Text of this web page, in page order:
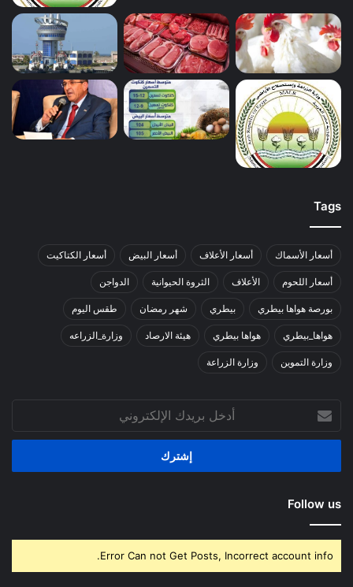
Tags
أسعار الأسماك أسعار الأعلاف أسعار البيض أسعار الكتاكيت
أسعار اللحوم الأعلاف الثروة الحيوانية الدواجن
بورصة هواها بيطري بيطري شهر رمضان طقس اليوم
هواها_بيطري هواها بيطري هيئة الارصاد وزارة_الزراعه
وزارة التموين وزارة الزراعة
بريدك
الإلكتروني
Follow us
Error Can not Get Posts, Incorrect account info.